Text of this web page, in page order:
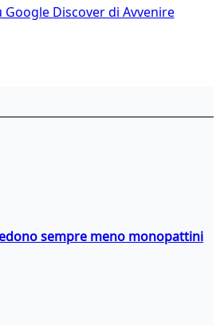
Google Discover di Avvenire
sempre meno monopattini